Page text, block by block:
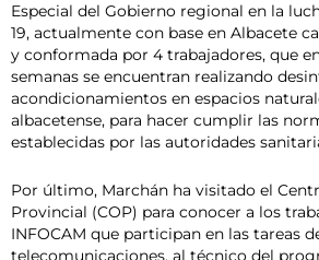
Especial del Gobierno regional en la
19, actualmente con base en Albacete
y conformada por 4 trabajadores, que
semanas se encuentran realizando
acondicionamientos en espacios
albacetense, para hacer cumplir las
establecidas por las autoridades
Por último, Marchán ha visitado el
Provincial (COP) para conocer a los
INFOCAM que participan en las tareas
telecomunicaciones, al técnico del